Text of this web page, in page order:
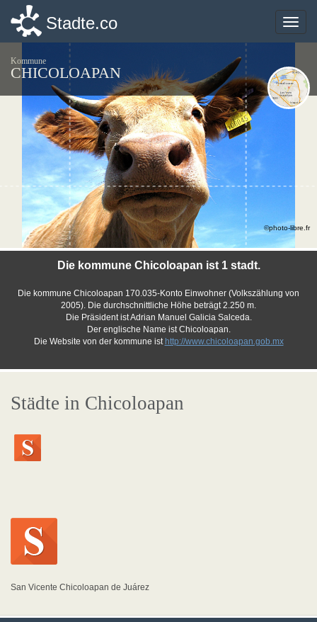
Toggle
Stadte.co
Kommune
CHICOLOAPAN
Die kommune Chicoloapan ist 1 stadt.
Die kommune Chicoloapan 170.035-Konto Einwohner (Volkszählung von
2005). Die durchschnittliche Höhe beträgt 2.250 m.
Die Präsident ist Adrian Manuel Galicia Salceda.
Der englische Name ist Chicoloapan.
Die Website von der kommune ist http://www.chicoloapan.gob.mx
©photo-libre.fr
Städte in Chicoloapan
San Vicente Chicoloapan de Juárez
Toggle
Stadte.co